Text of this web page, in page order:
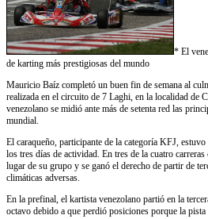
* El
de karting más prestigiosas del mundo
Mauricio Baíz completó un buen fin de semana al
realizada en el circuito de 7 Laghi, en la localidad de
venezolano se midió ante más de setenta red las
mundial.
El caraqueño, participante de la categoría KFJ,
los tres días de actividad. En tres de la cuatro
lugar de su grupo y se ganó el derecho de partir de
climáticas adversas.
En la prefinal, el kartista venezolano partió en la
octavo debido a que perdió posiciones porque la